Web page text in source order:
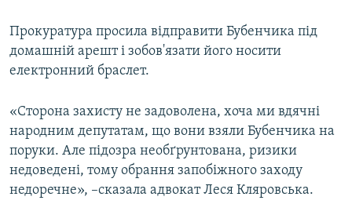
Усі сайти RFE/RL
Прокуратура просила відправити Бубенчика під
домашній арешт і зобов'язати його носити
електронний браслет.
«Сторона захисту не задоволена, хоча ми вдячні
народним депутатам, що вони взяли Бубенчика на
поруки. Але підозра необґрунтована, ризики
недоведені, тому обрання запобіжного заходу
недоречне», –сказала адвокат Леся Кляровська.